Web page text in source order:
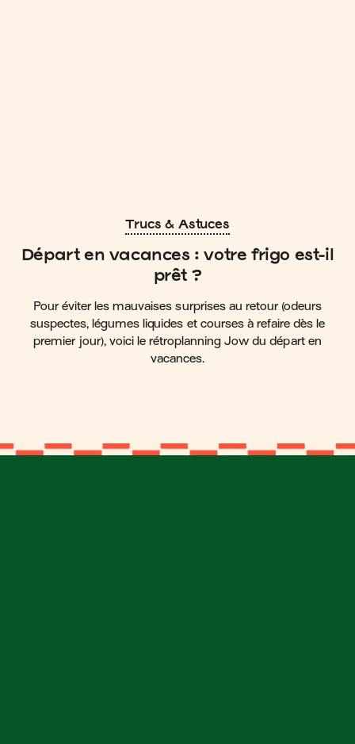
Trucs & Astuces
Départ en vacances : votre frigo est-il
prêt ?
Pour éviter les mauvaises surprises au retour (odeurs
suspectes, légumes liquides et courses à refaire dès le
premier jour), voici le rétroplanning Jow du départ en
vacances.